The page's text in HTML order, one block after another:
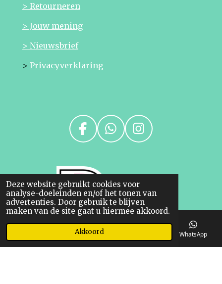
Deze website gebruikt cookies voor
analyse-doeleinden en/of het tonen van
advertenties. Door gebruik te blijven
maken van de site gaat u hiermee akkoord.
Akkoord
> Retourneren
> Jouw mening
> Nieuwsbrief
> Privacyverklaring
F
e
b
o
o
k
W
t
s
A
p
p
I
t
a
g
r
a
m
Telefoonnummer WhatsApp